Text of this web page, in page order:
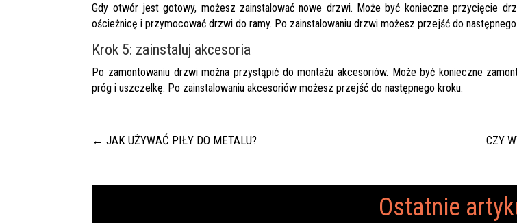
Gdy otwór jest gotowy, możesz zainstalować nowe drzwi. Może być konieczne przycięcie
ościeżnicę i przymocować drzwi do ramy. Po zainstalowaniu drzwi możesz przejść do
Krok 5: zainstaluj akcesoria
Po zamontowaniu drzwi można przystąpić do montażu akcesoriów. Może być konieczne
próg i uszczelkę. Po zainstalowaniu akcesoriów możesz przejść do następnego kroku.
←JAK UŻYWAĆ PIŁY DO METALU? CZY
Ostatnie